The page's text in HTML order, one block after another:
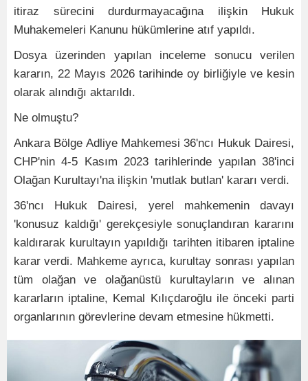
itiraz sürecini durdurmayacağına ilişkin Hukuk
Muhakemeleri Kanunu hükümlerine atıf yapıldı.
Dosya üzerinden yapılan inceleme sonucu verilen
kararın, 22 Mayıs 2026 tarihinde oy birliğiyle ve kesin
olarak alındığı aktarıldı.
Ne olmuştu?
Ankara Bölge Adliye Mahkemesi 36'ncı Hukuk Dairesi,
CHP'nin 4-5 Kasım 2023 tarihlerinde yapılan 38'inci
Olağan Kurultayı'na ilişkin 'mutlak butlan' kararı verdi.
36'ncı Hukuk Dairesi, yerel mahkemenin davayı
'konusuz kaldığı' gerekçesiyle sonuçlandıran kararını
kaldırarak kurultayın yapıldığı tarihten itibaren iptaline
karar verdi. Mahkeme ayrıca, kurultay sonrası yapılan
tüm olağan ve olağanüstü kurultayların ve alınan
kararların iptaline, Kemal Kılıçdaroğlu ile önceki parti
organlarının görevlerine devam etmesine hükmetti.